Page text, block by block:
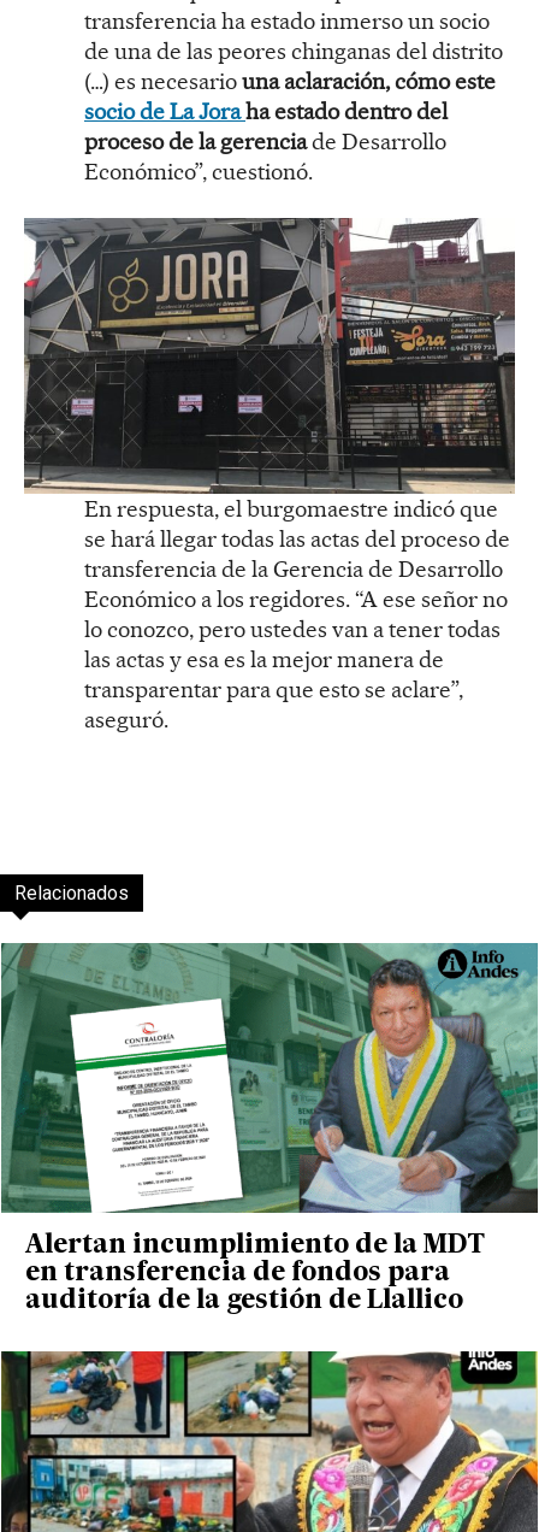
transferencia ha estado inmerso un socio
de una de las peores chinganas del distrito
(…) es necesariouna aclaración, cómo este
socio de La Joraha estado dentro del
proceso de la gerenciade Desarrollo
Económico”, cuestionó.
En respuesta, el burgomaestre indicó que
se hará llegar todas las actas del proceso de
transferencia de la Gerencia de Desarrollo
Económico a los regidores. “A ese señor no
lo conozco, pero ustedes van a tener todas
las actas y esa es la mejor manera de
transparentar para que esto se aclare”,
aseguró.
Relacionados
Alertan incumplimiento de la MDT
en transferencia de fondos para
auditoría de la gestión de Llallico